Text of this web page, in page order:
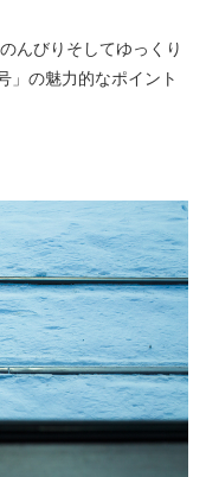
んびりそしてゆっくり
」の魅力的なポイント